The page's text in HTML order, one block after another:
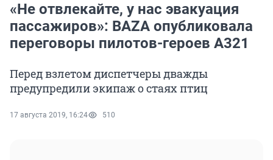
«Не отвлекайте, у нас эвакуация
пассажиров»: BAZA опубликовала
переговоры пилотов-героев A321
Перед взлетом диспетчеры дважды
предупредили экипаж о стаях птиц
17 августа 2019, 16:24 510